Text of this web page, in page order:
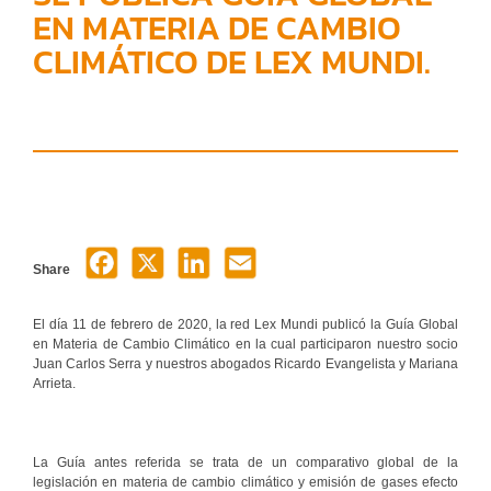
EN MATERIA DE CAMBIO
CLIMÁTICO DE LEX MUNDI.
Share
El día 11 de febrero de 2020, la red Lex Mundi publicó la Guía Global
en Materia de Cambio Climático en la cual participaron nuestro socio
Juan Carlos Serra y nuestros abogados Ricardo Evangelista y Mariana
Arrieta.
La Guía antes referida se trata de un comparativo global de la
legislación en materia de cambio climático y emisión de gases efecto